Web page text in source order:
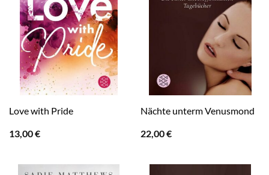
Love with Pride
13,00€
Nächte unterm Venusmond
22,00€